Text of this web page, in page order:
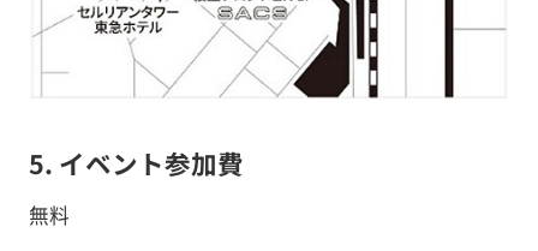
5. イベント参加費
無料